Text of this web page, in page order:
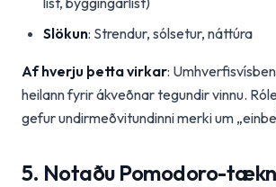
Slökun: Strendur, sólsetur, náttúra
Af hverju þetta virkar:
heilann fyrir ákveðnar tegundir vinnu.
gefur undirmeðvitundinni merki um
5. Notaðu Pomodoro-